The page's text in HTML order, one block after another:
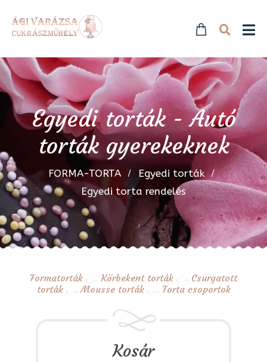
Egyedi torták - Autó
torták gyerekeknek
FORMA-TORTA
Egyedi torták
Egyedi torta rendelés
Formatorták Körbekent torták
Csurgatott
torták
Mousse torták Torta csoportok
Kosár